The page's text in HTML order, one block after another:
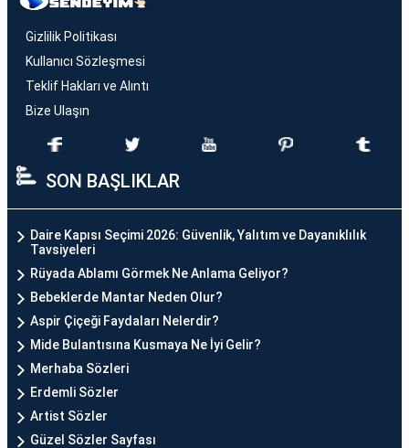
Gizlilik Politikası
Kullanıcı Sözleşmesi
Teklif Hakları ve Alıntı
Bize Ulaşın
SON BAŞLIKLAR
Daire Kapısı Seçimi 2026: Güvenlik, Yalıtım ve Dayanıklılık
Tavsiyeleri
Rüyada Ablamı Görmek Ne Anlama Geliyor?
Bebeklerde Mantar Neden Olur?
Aspir Çiçeği Faydaları Nelerdir?
Mide Bulantısına Kusmaya Ne İyi Gelir?
Merhaba Sözleri
Erdemli Sözler
Artist Sözler
Güzel Sözler Sayfası